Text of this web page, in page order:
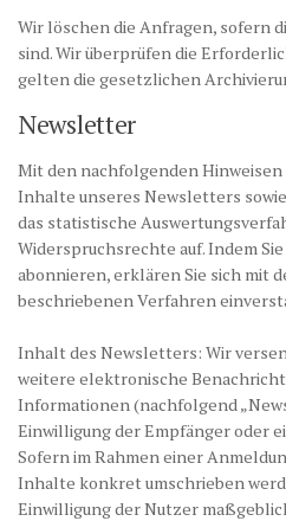
Wir löschen die Anfragen, sofern
sind. Wir überprüfen die
gelten die gesetzlichen
Newsletter
Mit den nachfolgenden Hinweisen
Inhalte unseres Newsletters
das statistische
Widerspruchsrechte auf. Indem
abonnieren, erklären Sie sich mit
beschriebenen Verfahren
Inhalt des Newsletters: Wir
weitere elektronische
Informationen (nachfolgend
Einwilligung der Empfänger oder
Sofern im Rahmen einer
Inhalte konkret umschrieben
Einwilligung der Nutzer